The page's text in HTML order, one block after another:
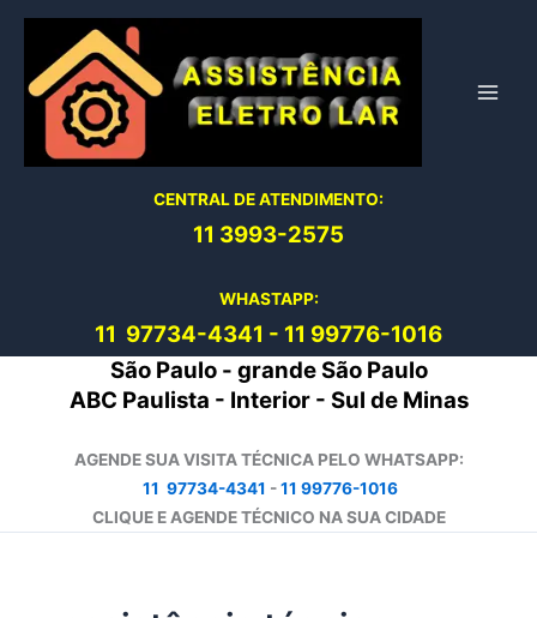
conteúdo
CENTRAL DE ATENDIMENTO:
11 3993-2575
WHASTAPP:
11 97734-4341 - 11 99776-1016
São Paulo - grande São Paulo
ABC Paulista - Interior - Sul de Minas
AGENDE SUA VISITA TÉCNICA PELO WHATSAPP:
11 97734-4341 -11 99776-1016
CLIQUE E AGENDE TÉCNICO NA SUA CIDADE